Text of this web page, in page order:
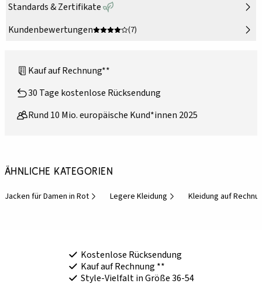
Standards & Zertifikate
Kundenbewertungen
(7)
Kauf auf Rechnung**
30 Tage kostenlose Rücksendung
Rund 10 Mio. europäische Kund*innen 2025
Ähnliche Kategorien
Jacken für Damen in Rot Legere Kleidung Kleidung auf
Kostenlose Rücksendung
Kauf auf Rechnung **
Style-Vielfalt in Größe 36-54